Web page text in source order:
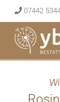
to
content
07442